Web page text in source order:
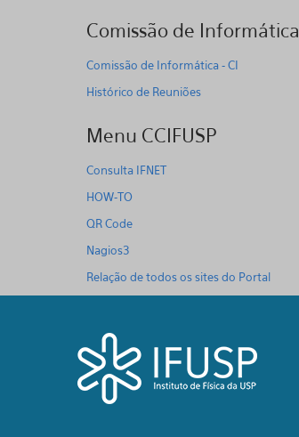
Comissão de Informática
Comissão de Informática - CI
Histórico de Reuniões
Menu CCIFUSP
Consulta IFNET
HOW-TO
QR Code
Nagios3
Relação de todos os sites do Portal